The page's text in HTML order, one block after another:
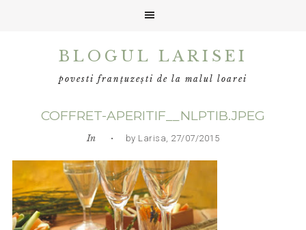
BLOGUL LARISEI
povesti franțuzești de la malul loarei
COFFRET-APERITIF__NLPTIB.JPEG
In • by Larisa, 27/07/2015